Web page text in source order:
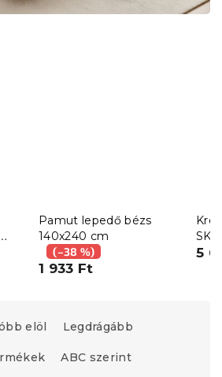
Pamut lepedő bézs
140x240 cm
(–38 %)
1 933 Ft
5
elöl Legdrágább
ABC szerint